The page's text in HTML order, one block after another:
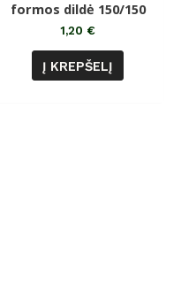
iš
formos dildė 150/150
1,20 €
Į KREPŠELĮ